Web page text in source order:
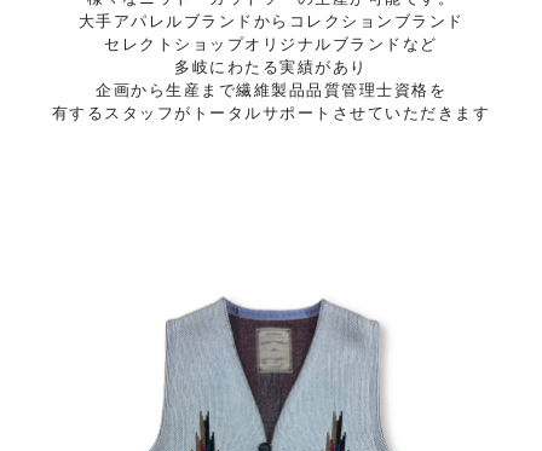
大手アパレルブランドからコレクションブランド
セレクトショップオリジナルブランドなど
多岐にわたる実績があり
企画から生産まで繊維製品品質管理士資格を
有するスタッフがトータルサポートさせていただきます